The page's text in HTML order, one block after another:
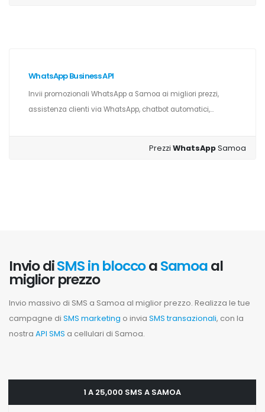
WhatsApp Business API
Invii promozionali WhatsApp a Samoa ai migliori prezzi,
assistenza clienti via WhatsApp, chatbot automatici,...
PrezziWhatsAppSamoa
Invio diSMS in bloccoaSamoaal
miglior prezzo
Invio massivo di SMS a Samoa al miglior prezzo. Realizza le tue
campagne di SMS marketing o invia SMS transazionali, con la
nostra API SMS a cellulari di Samoa.
1 A 25,000 SMS A SAMOA